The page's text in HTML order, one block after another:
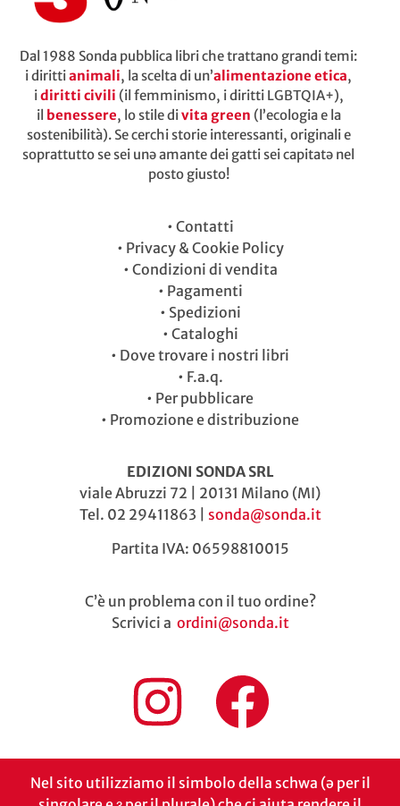
Dal 1988 Sonda pubblica libri che trattano grandi temi:
i dirittianimali, la scelta di un’alimentazione etica,
idiritti civili (il femminismo, i diritti LGBTQIA+),
il benessere, lo stile divita green (l’ecologia e la
sostenibilità). Se cerchi storie interessanti, originali e
soprattutto se sei unə amante dei gatti sei capitatə nel
posto giusto!
• Contatti
• Privacy & Cookie Policy
• Condizioni di vendita
• Pagamenti
• Spedizioni
• Cataloghi
• Dove trovare i nostri libri
• F.a.q.
• Per pubblicare
• Promozione e distribuzione
EDIZIONI SONDA SRL
viale Abruzzi 72 | 20131 Milano (MI)
Tel. 02 29411863 | sonda@sonda.it
Partita IVA: 06598810015
C’è un problema con il tuo ordine?
Scrivici a ordini@sonda.it
Nel sito utilizziamo il simbolo della schwa (ə per il